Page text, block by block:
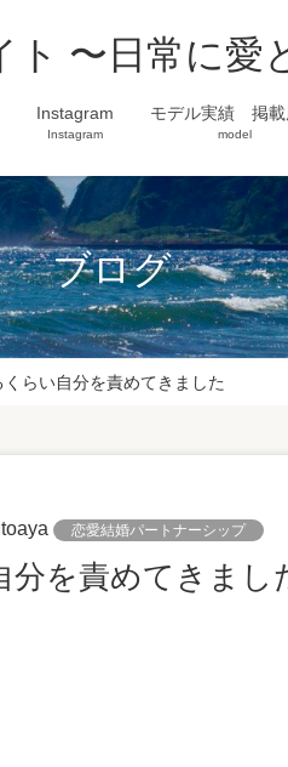
ト 〜日常に愛
Instagram
Instagram
モデル実績 掲載
model
ブログ
らい自分を責めてきました
恋愛結婚パートナーシップ
分を責めてきまし